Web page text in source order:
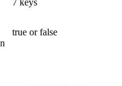
7 keys
true or false